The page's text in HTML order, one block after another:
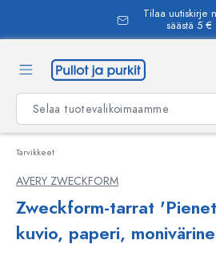
Tilaa uutiskirje
säästä 5 €
Tarvikkeet
AVERY ZWECKFORM
Zweckform-tarrat
kuvio, paperi,